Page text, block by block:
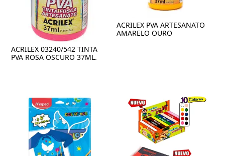
ACRILEX 03240/542 TINTA
PVA ROSA OSCURO 37ML.
ACRILEX PVA ARTESANATO
AMARELO OURO